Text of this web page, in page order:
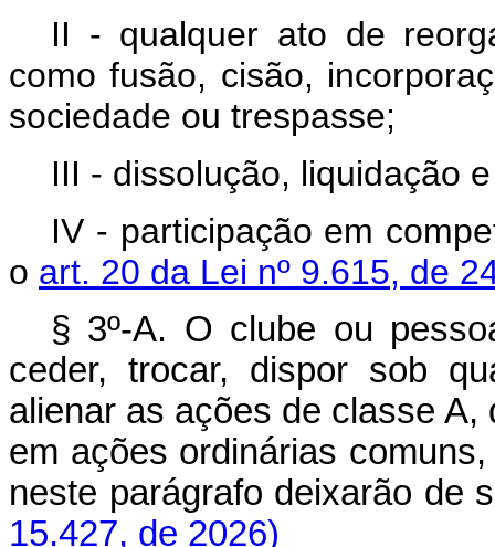
II - qualquer ato de
como fusão, cisão,
sociedade ou trespasse;
III - dissolução, liquidação
IV - participação em
o art. 20 da Lei nº 9.615, de
§ 3º-A. O clube ou
ceder, trocar, dispor sob
alienar as ações de classe
em ações ordinárias
neste parágrafo deixarão de
15.427, de 2026)